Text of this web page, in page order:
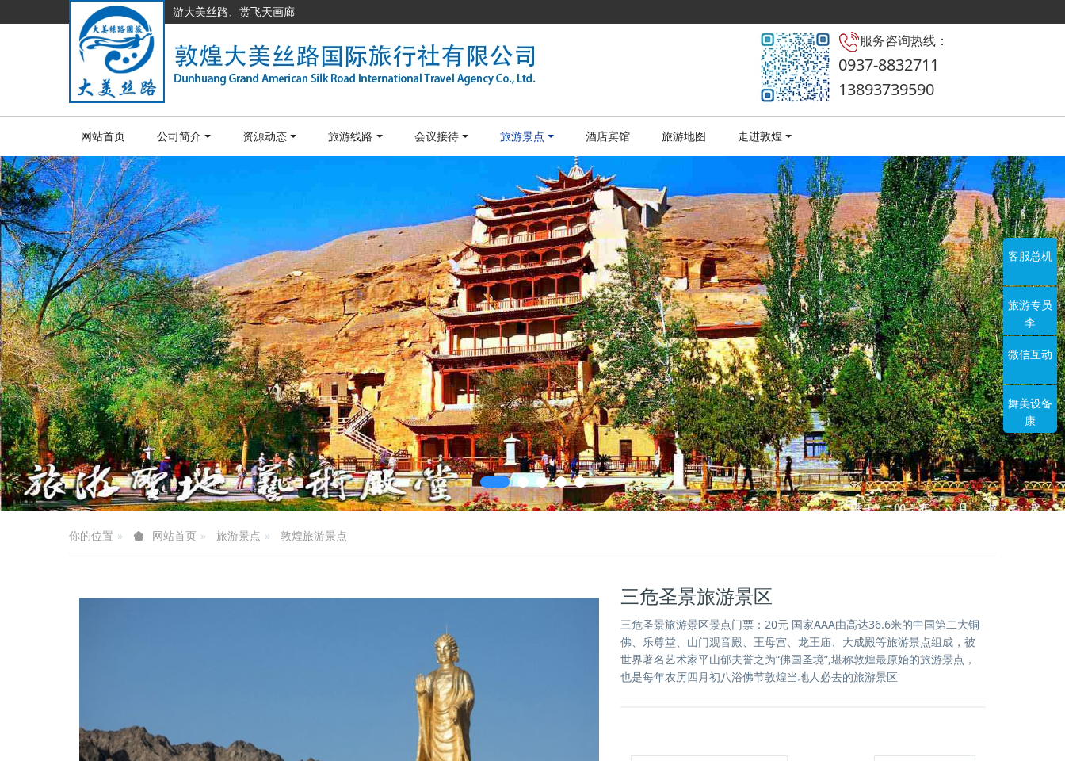
游大美丝路、赏飞天画廊
服务咨询热线：
0937-8832711
13893739590
网站首页 公司简介 资源动态 旅游线路 会议接待 旅游景点 酒店宾馆 旅游地图 走进敦煌
你的位置 网站首页 旅游景点 敦煌旅游景点
三危圣景旅游景区
三危圣景旅游景区景点门票：20元 国家AAA由高达36.6米的中国第二大铜
佛、乐尊堂、山门观音殿、王母宫、龙王庙、大成殿等旅游景点组成，被
世界著名艺术家平山郁夫誉之为“佛国圣境”,堪称敦煌最原始的旅游景点，
也是每年农历四月初八浴佛节敦煌当地人必去的旅游景区
客服总机
旅游专员
李
微信互动
舞美设备
康